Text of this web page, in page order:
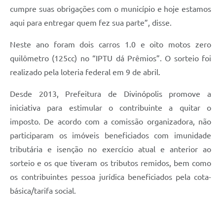
cumpre suas obrigações com o município e hoje estamos
aqui para entregar quem fez sua parte”, disse.
Neste ano foram dois carros 1.0 e oito motos zero
quilômetro (125cc) no “IPTU dá Prêmios”. O sorteio foi
realizado pela loteria federal em 9 de abril.
Desde 2013, Prefeitura de Divinópolis promove a
iniciativa para estimular o contribuinte a quitar o
imposto. De acordo com a comissão organizadora, não
participaram os imóveis beneficiados com imunidade
tributária e isenção no exercício atual e anterior ao
sorteio e os que tiveram os tributos remidos, bem como
os contribuintes pessoa jurídica beneficiados pela cota-
básica/tarifa social.